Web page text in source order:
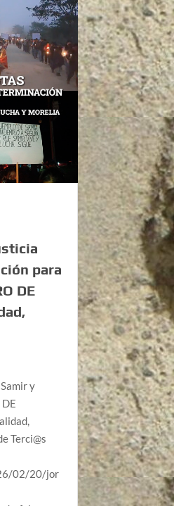
para
DE
y
Terci@s
02/20/jor